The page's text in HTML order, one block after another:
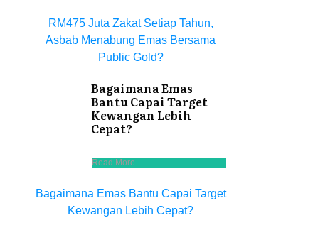
RM475 Juta Zakat Setiap Tahun,
Asbab Menabung Emas Bersama
Public Gold?
Bagaimana Emas
Bantu Capai Target
Kewangan Lebih
Cepat?
Read More
Bagaimana Emas Bantu Capai Target
Kewangan Lebih Cepat?